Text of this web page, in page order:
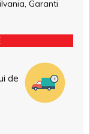
Garanti
de